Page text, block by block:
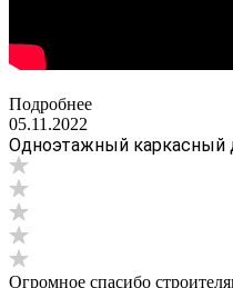
Подробнее
05.11.2022
Одноэтажный каркасный
Огромное спасибо